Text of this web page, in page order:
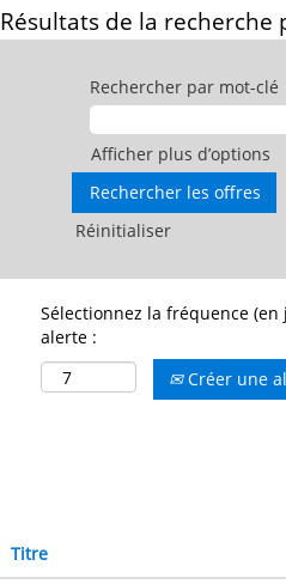
Résultats de la recherche
Rechercher par mot-clé
Afficher plus d’options
Réinitialiser
Sélectionnez la fréquence (en
alerte :
Créer une
Titre